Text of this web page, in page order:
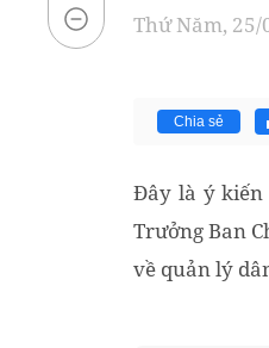
Thứ Năm, 25/
Chia sẻ
Đây là ý kiến
Trưởng Ban
về quản lý